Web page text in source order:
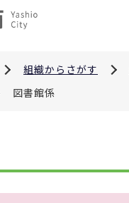
組織からさがす
図書館係